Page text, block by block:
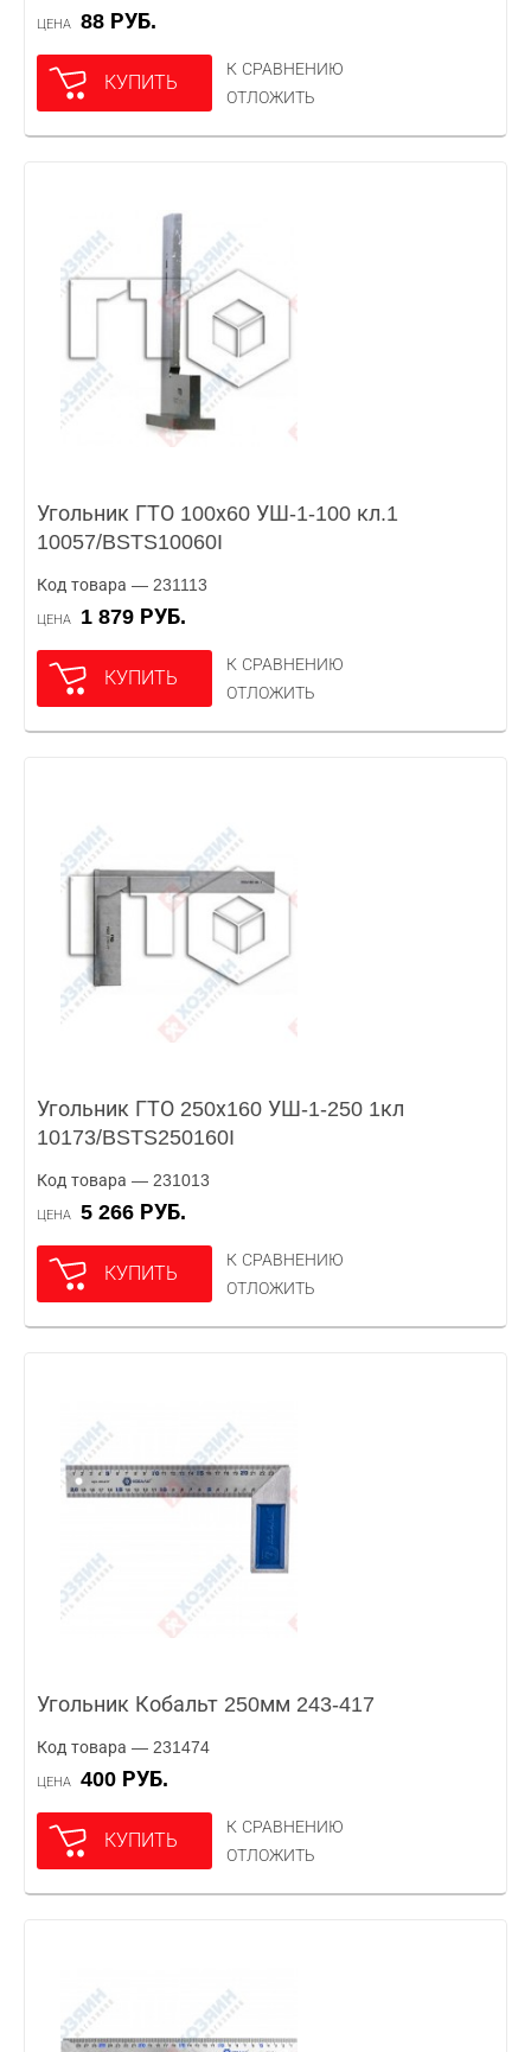
ЦЕНА 88 РУБ.
КУПИТЬ
К СРАВНЕНИЮ
ОТЛОЖИТЬ
Угольник ГТО 100х60 УШ-1-100 кл.1
10057/BSTS10060I
Код товара — 231113
ЦЕНА 1 879 РУБ.
КУПИТЬ
К СРАВНЕНИЮ
ОТЛОЖИТЬ
Угольник ГТО 250х160 УШ-1-250 1кл
10173/BSTS250160I
Код товара — 231013
ЦЕНА 5 266 РУБ.
КУПИТЬ
К СРАВНЕНИЮ
ОТЛОЖИТЬ
Угольник Кобальт 250мм 243-417
Код товара — 231474
ЦЕНА 400 РУБ.
КУПИТЬ
К СРАВНЕНИЮ
ОТЛОЖИТЬ